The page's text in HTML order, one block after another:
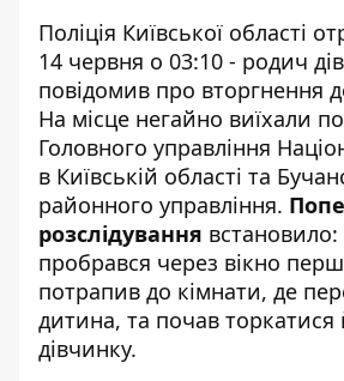
Поліція Київської області
14 червня о 03:10 - родич
повідомив про вторгнення
На місце негайно виїхали
Головного управління
в Київській області та
районного управління.
розслідування встановило:
пробрався через вікно
потрапив до кімнати, де
дитина, та почав торкатися
дівчинку.